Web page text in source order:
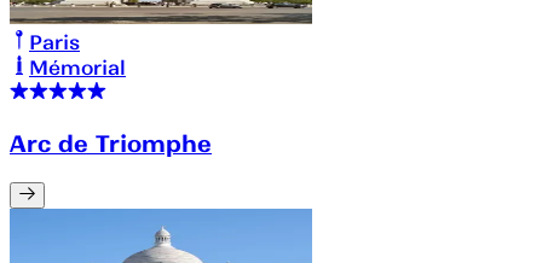
Paris
Mémorial
Arc de Triomphe